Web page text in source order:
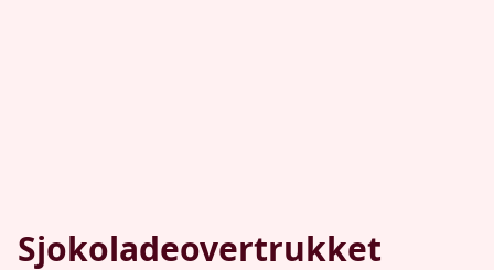
Sjokoladeovertrukket